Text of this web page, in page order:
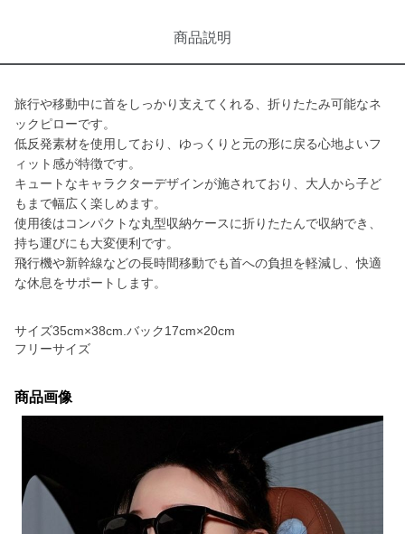
商品説明
旅行や移動中に首をしっかり支えてくれる、折りたたみ可能なネ
ックピローです。
低反発素材を使用しており、ゆっくりと元の形に戻る心地よいフ
ィット感が特徴です。
キュートなキャラクターデザインが施されており、大人から子ど
もまで幅広く楽しめます。
使用後はコンパクトな丸型収納ケースに折りたたんで収納でき、
持ち運びにも大変便利です。
飛行機や新幹線などの長時間移動でも首への負担を軽減し、快適
な休息をサポートします。
サイズ35cm×38cm.バック17cm×20cm
フリーサイズ
商品画像